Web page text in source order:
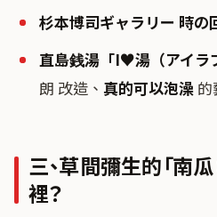
杉本博司ギャラリー 時の
直島銭湯「I♥湯（アイラ
朗 改造、 真的可以泡澡
三、草間彌生的「南瓜
裡？